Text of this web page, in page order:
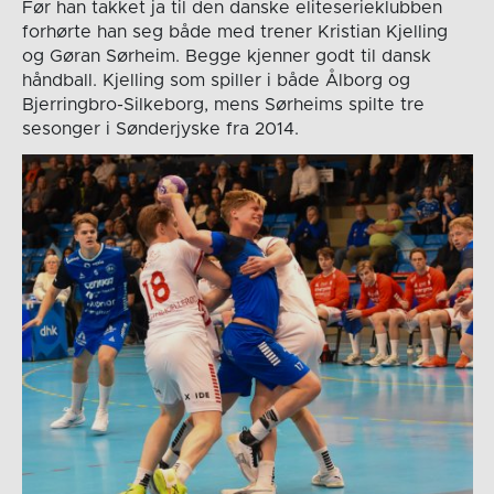
Før han takket ja til den danske eliteserieklubben
forhørte han seg både med trener Kristian Kjelling
og Gøran Sørheim. Begge kjenner godt til dansk
håndball. Kjelling som spiller i både Ålborg og
Bjerringbro-Silkeborg, mens Sørheims spilte tre
sesonger i Sønderjyske fra 2014.